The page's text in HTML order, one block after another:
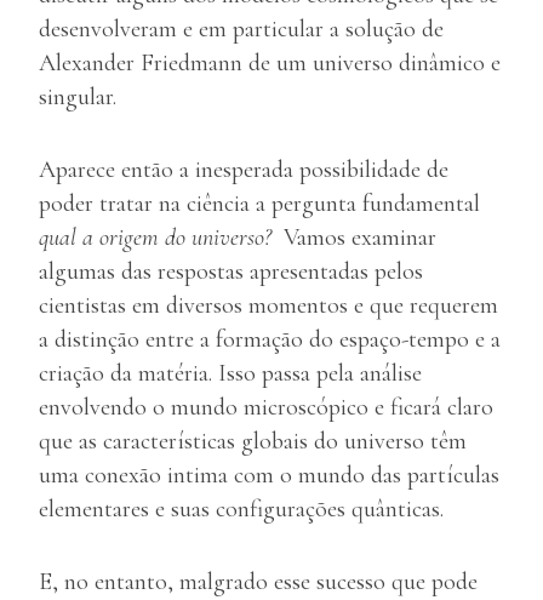
desenvolveram e em particular a solução de
Alexander Friedmann de um universo dinâmico e
singular.
Aparece então a inesperada possibilidade de
poder tratar na ciência a pergunta fundamental
qual a origem do universo?Vamos examinar
algumas das respostas apresentadas pelos
cientistas em diversos momentos e que requerem
a distinção entre a formação do espaço-tempo e a
criação da matéria. Isso passa pela análise
envolvendo o mundo microscópico e ficará claro
que as características globais do universo têm
uma conexão intima com o mundo das partículas
elementares e suas configurações quânticas.
E, no entanto, malgrado esse sucesso que pode